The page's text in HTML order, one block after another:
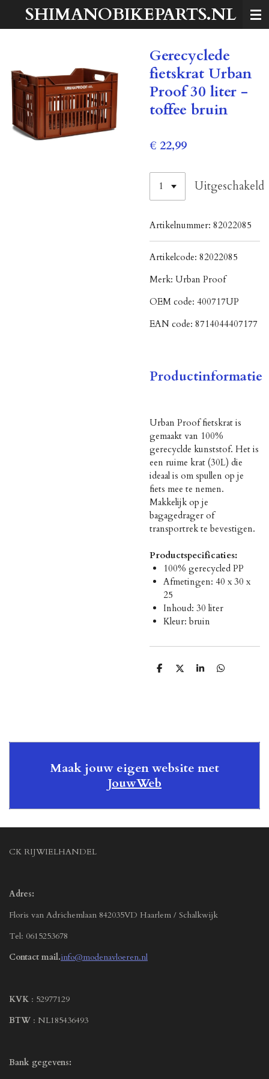
SHIMANOBIKEPARTS.NL
Gerecyclede
fietskrat Urban
Proof 30 liter -
toffee bruin
€ 22,99
Uitgeschakeld
Artikelnummer: 82022085
Artikelcode: 82022085
Merk: Urban Proof
OEM code: 400717UP
EAN code: 8714044407177
Productinformatie
Urban Proof fietskrat is
gemaakt van 100%
gerecyclde kunststof. Het is
een ruime krat (30L) die
ideaal is om spullen op je
fiets mee te nemen.
Makkelijk op je
bagagedrager of
transportrek te bevestigen.
Productspecificaties:
100% gerecycled PP
Afmetingen: 40 x 30 x
25
Inhoud: 30 liter
Kleur: bruin
D
D
S
D
Maak jouw eigen website met
JouwWeb
CK RIJWIELHANDEL
Adres:
Floris van Adrichemlaan 842035VD Haarlem / Schalkwijk
Tel: 0615253678
Contact mail.info@modenavloeren.nl
KVK : 52977129
BTW : NL185436493
Bank gegevens: